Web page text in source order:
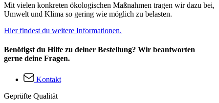
Mit vielen konkreten ökologischen Maßnahmen tragen wir dazu bei,
Umwelt und Klima so gering wie möglich zu belasten.
Hier findest du weitere Informationen.
Benötigst du Hilfe zu deiner Bestellung? Wir beantworten
gerne deine Fragen.
Kontakt
Geprüfte Qualität